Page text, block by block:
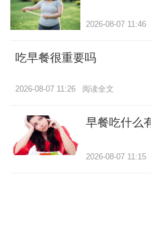
2026-08-07 11:46
吃早餐很重要吗
2026-08-07 11:26 阅读全文
早餐吃什么
2026-08-07 11:15